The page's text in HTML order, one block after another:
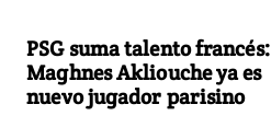
PSG suma talento francés:
Maghnes Akliouche ya es
nuevo jugador parisino